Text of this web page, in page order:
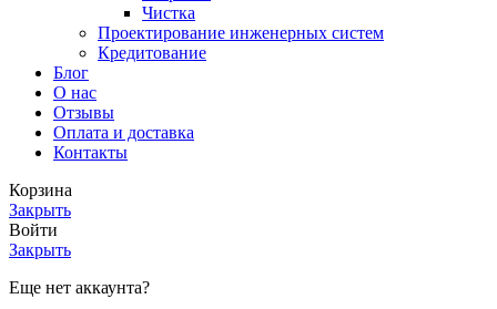
Чистка
Проектирование инженерных систем
Кредитование
Блог
О нас
Отзывы
Оплата и доставка
Контакты
Корзина
Закрыть
Войти
Закрыть
Еще нет аккаунта?